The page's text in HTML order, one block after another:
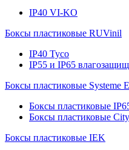
IP40 VI-KO
Боксы пластиковые RUVinil
IP40 Тусо
IP55 и IP65
Боксы пластиковые Systeme
Боксы пластиковые
Боксы пластиковые
Боксы пластиковые IEK